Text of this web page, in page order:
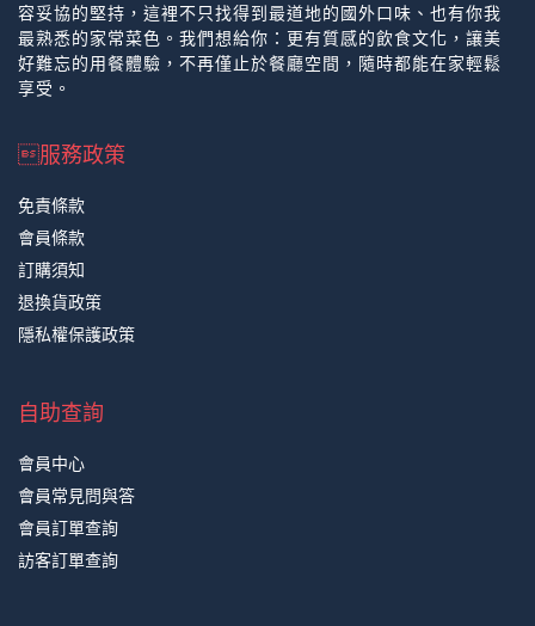
容妥協的堅持，這裡不只找得到最道地的國外口味、也有你我
最熟悉的家常菜色。我們想給你：更有質感的飲食文化，讓美
好難忘的用餐體驗，不再僅止於餐廳空間，隨時都能在家輕鬆
享受。
服務政策
免責條款
會員條款
訂購須知
退換貨政策
隱私權保護政策
自助查詢
會員中心
會員常見問與答
會員訂單查詢
訪客訂單查詢